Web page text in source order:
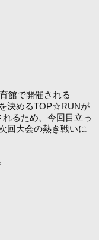
館で開催される
決めるTOP☆RUNが
るため、今回目立っ
回大会の熱き戦いに